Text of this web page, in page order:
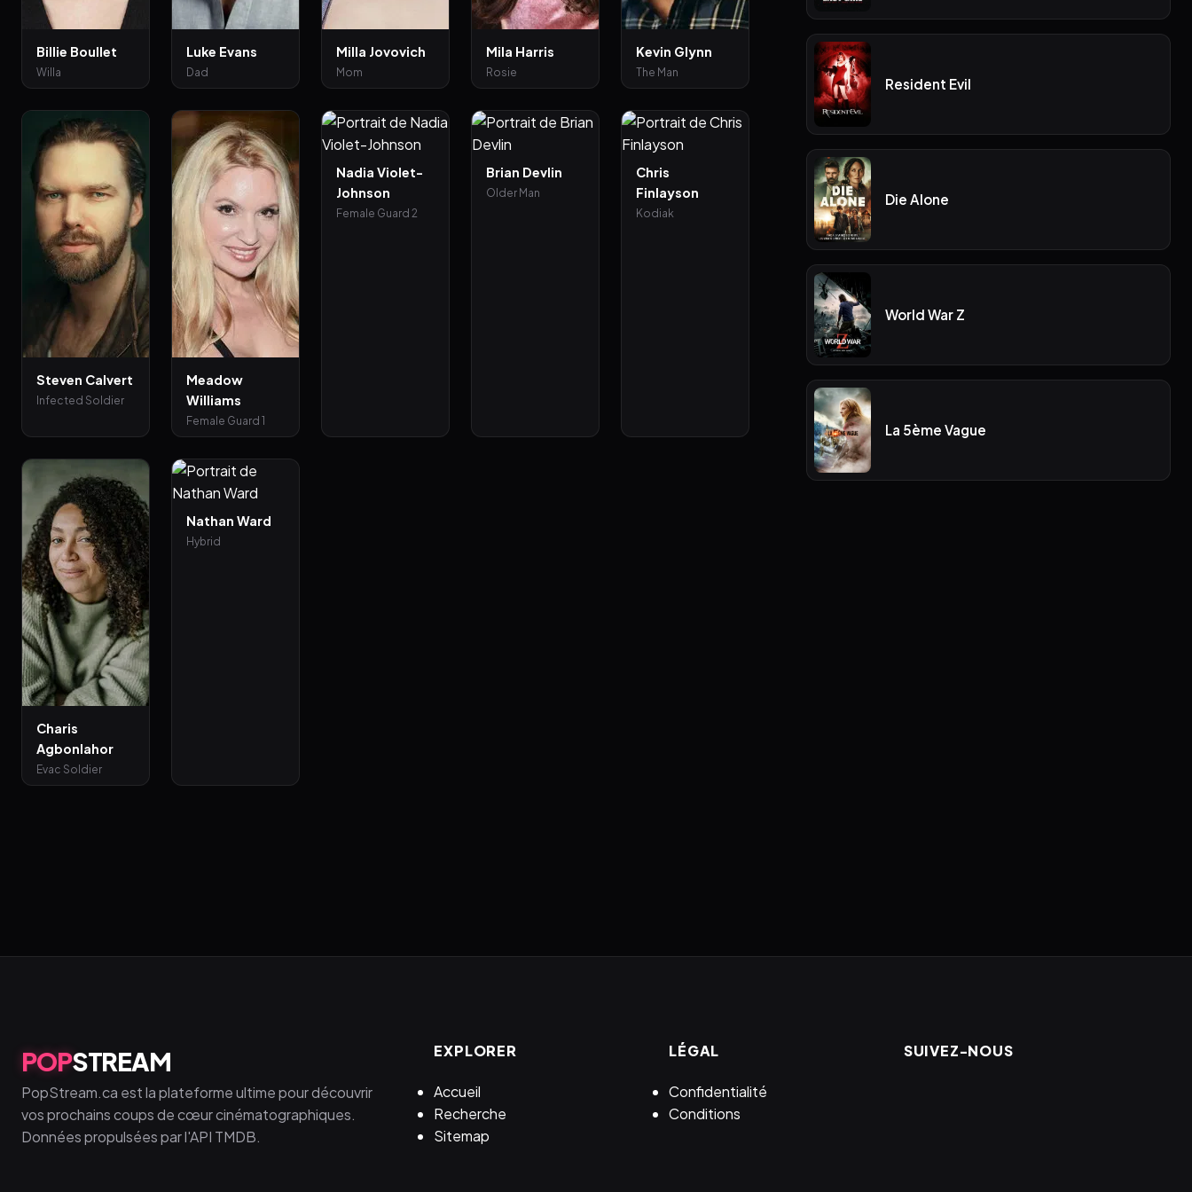
Billie Boullet
Willa
Luke Evans
Dad
Milla Jovovich
Mom
Mila Harris
Rosie
Kevin Glynn
The Man
Steven Calvert
Infected Soldier
Meadow
Williams
Female Guard 1
Nadia Violet-
Johnson
Female Guard 2
Brian Devlin
Older Man
Chris
Finlayson
Kodiak
Charis
Agbonlahor
Evac Soldier
Nathan Ward
Hybrid
Resident Evil
Die Alone
World War Z
La 5ème Vague
POPSTREAM
PopStream.ca est la plateforme ultime pour découvrir
vos prochains coups de cœur cinématographiques.
Données propulsées par l'API TMDB.
EXPLORER
Accueil
Recherche
Sitemap
LÉGAL
Confidentialité
Conditions
SUIVEZ-NOUS